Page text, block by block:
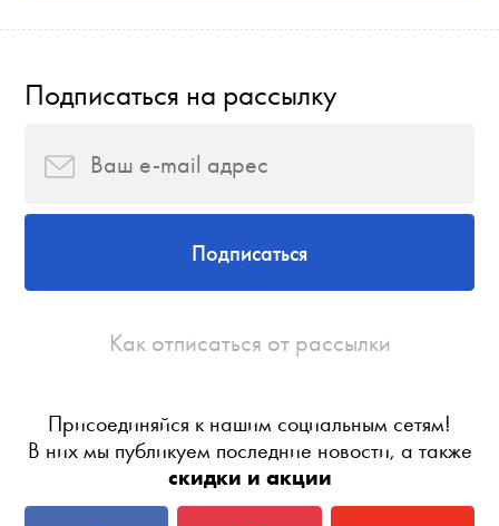
Подписаться на рассылку
Подписаться
Как отписаться от рассылки
Присоединяйся к нашим социальным сетям!
В них мы публикуем последние новости, а также
скидки и акции